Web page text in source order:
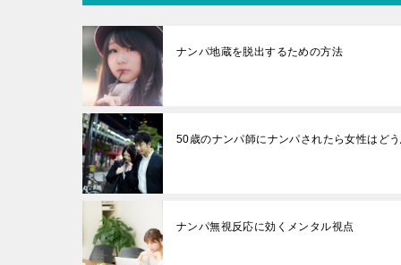
ナンパ地蔵を脱出するための方法
50歳のナンパ師にナンパされたら女性はど
ナンパ無視反応に効くメンタル視点